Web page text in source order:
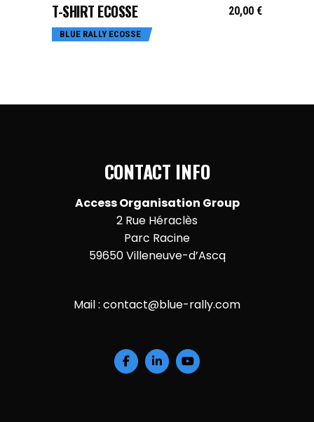
T-SHIRT ECOSSE 20,00 €
BLUE RALLY ECOSSE
CONTACT INFO
Access Organisation Group
2 Rue Héraclès
Parc Racine
59650 Villeneuve-d’Ascq
Mail : contact@blue-rally.com